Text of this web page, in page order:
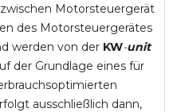
Motorsteuergerät
des Motorsteuergerätes
werden von der KW-unit
der Grundlage eines für
ausschließlich dann,